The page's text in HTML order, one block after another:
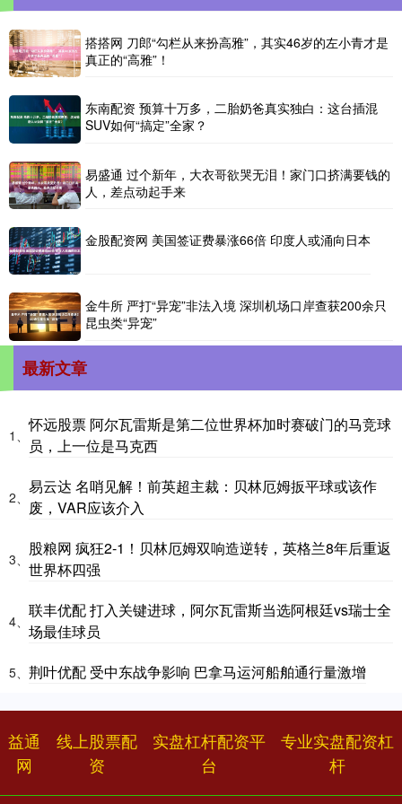
搭搭网 刀郎“勾栏从来扮高雅”，其实46岁的左小青才是
真正的“高雅”！
东南配资 预算十万多，二胎奶爸真实独白：这台插混
SUV如何“搞定”全家？
易盛通 过个新年，大衣哥欲哭无泪！家门口挤满要钱的
人，差点动起手来
金股配资网 美国签证费暴涨66倍 印度人或涌向日本
金牛所 严打“异宠”非法入境 深圳机场口岸查获200余只
昆虫类“异宠”
最新文章
1、
怀远股票 阿尔瓦雷斯是第二位世界杯加时赛破门的马竞球
员，上一位是马克西
2、
易云达 名哨见解！前英超主裁：贝林厄姆扳平球或该作
废，VAR应该介入
3、
股粮网 疯狂2-1！贝林厄姆双响造逆转，英格兰8年后重返
世界杯四强
4、
联丰优配 打入关键进球，阿尔瓦雷斯当选阿根廷vs瑞士全
场最佳球员
5、 荆叶优配 受中东战争影响 巴拿马运河船舶通行量激增
益通
网
线上股票配
资
实盘杠杆配资平
台
专业实盘配资杠
杆